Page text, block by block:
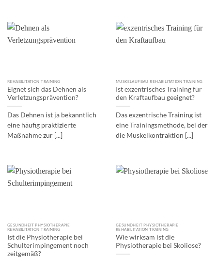
REHABILITATION TRAINING
Eignet sich das Dehnen als
Verletzungsprävention?
Das Dehnen ist ja bekanntlich
eine häufig praktizierte
Maßnahme zur [...]
MUSKELAUFBAU REHABILITATION TRAINING
Ist exzentrisches Training für
den Kraftaufbau geeignet?
Das exzentrische Training ist
eine Trainingsmethode, bei der
die Muskelkontraktion [...]
GESUNDHEIT PHYSIOTHERAPIE
REHABILITATION TRAINING
Ist die Physiotherapie bei
Schulterimpingement noch
zeitgemäß?
GESUNDHEIT PHYSIOTHERAPIE
REHABILITATION TRAINING
Wie wirksam ist die
Physiotherapie bei Skoliose?